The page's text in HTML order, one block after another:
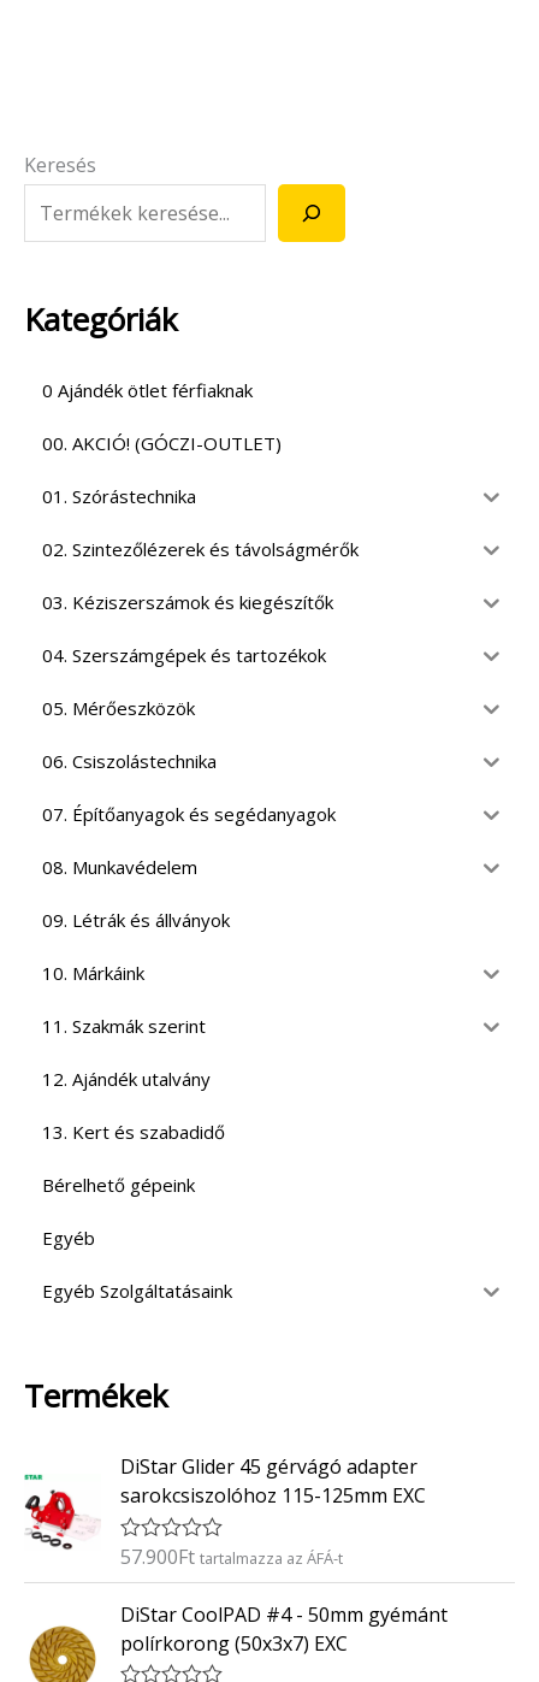
Keresés
Kategóriák
0 Ajándék ötlet férfiaknak
00. AKCIÓ! (GÓCZI-OUTLET)
01. Szórástechnika
02. Szintezőlézerek és távolságmérők
03. Kéziszerszámok és kiegészítők
04. Szerszámgépek és tartozékok
05. Mérőeszközök
06. Csiszolástechnika
07. Építőanyagok és segédanyagok
08. Munkavédelem
09. Létrák és állványok
10. Márkáink
11. Szakmák szerint
12. Ajándék utalvány
13. Kert és szabadidő
Bérelhető gépeink
Egyéb
Egyéb Szolgáltatásaink
Termékek
DiStar Glider 45 gérvágó adapter
sarokcsiszolóhoz 115-125mm EXC
É
é
e
l
57.900Ft tartalmazza az ÁFÁ-t
DiStar CoolPAD #4 - 50mm gyémánt
polírkorong (50x3x7) EXC